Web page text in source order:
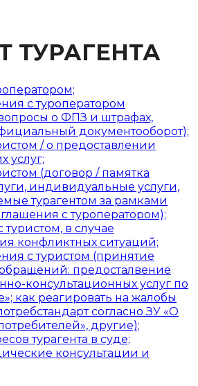
ТУРАГЕНТА
с туроператором
о ФПЗ и штрафах,
документооборот);
/ о предоставлении
услуг;
(договор / памятка
индивидуальные услуги,
турагентом за рамками
с туроператором);
в случае
конфликтных ситуаций;
с туристом (принятие
предосталвение
консультационных услуг по
как реагировать на жалобы
согласно ЗУ «О
другие);
турагента в суде;
консультации и